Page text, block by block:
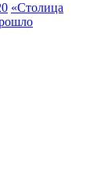
«Столица